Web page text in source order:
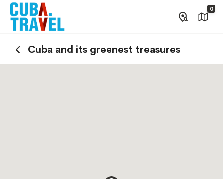
0
Cuba and its greenest treasures